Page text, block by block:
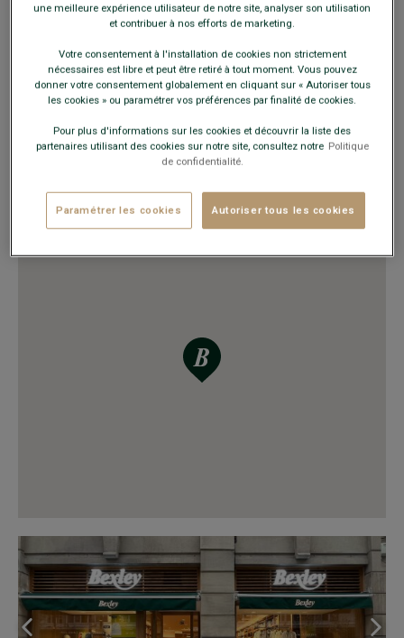
VOUS Y TROUVEREZ
Chaussures ville et détente
Costumes
Chemises, pulls, polos, pantalons
Trench, manteau, blousons, doudounes
Maroquinerie, accessoires mode
une meilleure expérience utilisateur de notre site, analyser son utilisation
et contribuer à nos efforts de marketing.
Votre consentement à l'installation de cookies non strictement
nécessaires est libre et peut être retiré à tout moment. Vous pouvez
donner votre consentement globalement en cliquant sur « Autoriser tous
les cookies » ou paramétrer vos préférences par finalité de cookies.
Pour plus d'informations sur les cookies et découvrir la liste des
partenaires utilisant des cookies sur notre site, consultez notre Politique
de confidentialité.
Paramétrer les cookies Autoriser tous les cookies